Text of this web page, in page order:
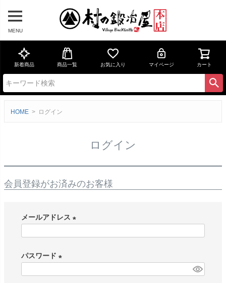
MENU
新着商品 商品一覧 お気に入り マイページ カート
HOME ログイン
ログイン
会員登録がお済みのお客様
メールアドレス
パスワード